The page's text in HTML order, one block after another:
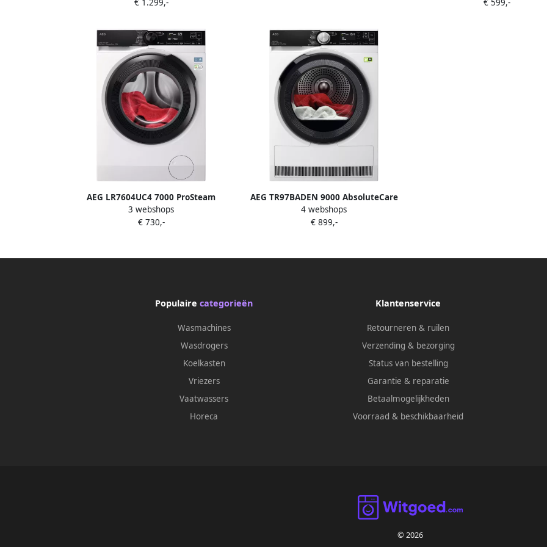
TR97MUNCHEN
€ 1.299,-
€ 599,-
AEG LR7604UC4 7000 ProSteam
UniversalDose Wasmachine 40%
zuiniger dan vereist voor A 1400
3 webshops
€ 730,-
AEG TR97BADEN 9000 AbsoluteCare
Plus 8 kg 63 db 550 W 850x596x657
mm 50.4 kg Wit
4 webshops
€ 899,-
Populaire categorieën
Wasmachines
Wasdrogers
Koelkasten
Vriezers
Vaatwassers
Horeca
Klantenservice
Retourneren & ruilen
Verzending & bezorging
Status van bestelling
Garantie & reparatie
Betaalmogelijkheden
Voorraad & beschikbaarheid
© 2026